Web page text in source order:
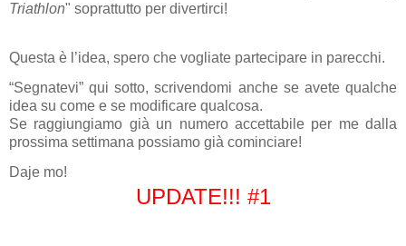
Triathlon" soprattutto per divertirci!
Questa è l’idea, spero che vogliate partecipare in parecchi.
“Segnatevi” qui sotto, scrivendomi anche se avete qualche
idea su come e se modificare qualcosa.
Se raggiungiamo già un numero accettabile per me dalla
prossima settimana possiamo già cominciare!
Daje mo!
UPDATE!!! #1